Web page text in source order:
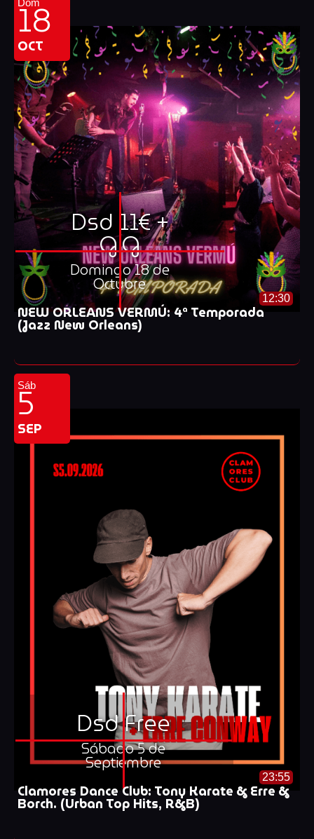
Dom
18
OCT
Dsd 11€ +
G.G
Domingo 18 de
Octubre
12:30
NEW ORLEANS VERMÚ: 4ª Temporada
(Jazz New Orleans)
Sáb
5
SEP
Dsd Free
Sábado 5 de
Septiembre
23:55
Clamores Dance Club: Tony Karate & Erre &
Borch. (Urban Top Hits, R&B)